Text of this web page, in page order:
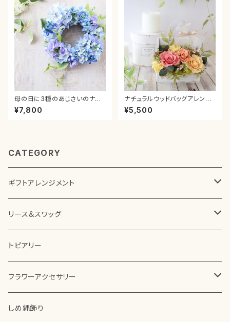
越し 誕生日 還暦 卒業 入
学 就職
越し 誕生日 還暦
母の日に3種のあじさいのナチ
ュラルリース 紫陽花 夏 サ
マー あじさい 壁掛け 玄
¥7,800
ナチュラルウッドバッグアレンジ
タルトオレンジ カーネーション
ローズ 薔薇 お祝い 引っ越し祝
¥5,500
CATEGORY
ギフトアレンジメント
ボックスアレンジメント
花器を使ったアレンジメント
その他アレンジメント
リース＆スワッグ
プリザーブドフラワー
アーティフィシャルフラワー（造花）
ドライフラワー
トピアリー
フラワーアクセサリー
コサージュ
しめ縄飾り